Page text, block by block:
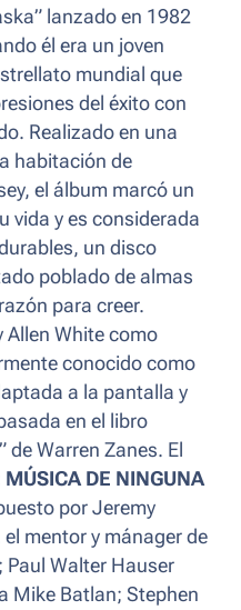
lanzado en 1982
él era un joven
mundial que
del éxito con
Realizado en una
habitación de
el álbum marcó un
vida y es considerada
un disco
poblado de almas
para creer.
Allen White como
conocido como
a la pantalla y
en el libro
de Warren Zanes. El
MÚSICA DE NINGUNA
por Jeremy
mentor y mánager de
Walter Hauser
Mike Batlan; Stephen